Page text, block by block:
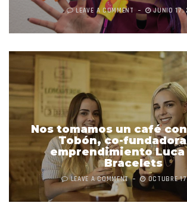
LEAVE A COMMENT JUNIO 17,
Nos tomamos un café
Tobón, co-
emprendimiento Luca
Bracelets
LEAVE A COMMENT OCTUBRE